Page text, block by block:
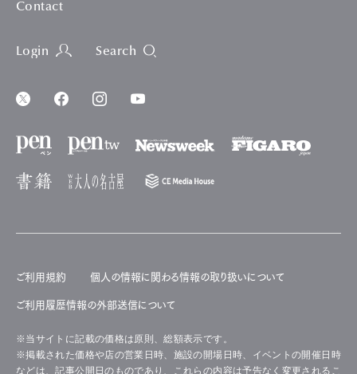
Contact
Login Search
ご利用規約 個人の情報に関わる情報の取り扱いについて
ご利用履歴情報の外部送信について
※当サイトに記載の価格は原則、総額表示です。
※掲載された価格や店の営業日時、施設の開場日時、イベントの開催日時
などは、記事公開日のものであり、これらの内容は予告なく変更されるこ